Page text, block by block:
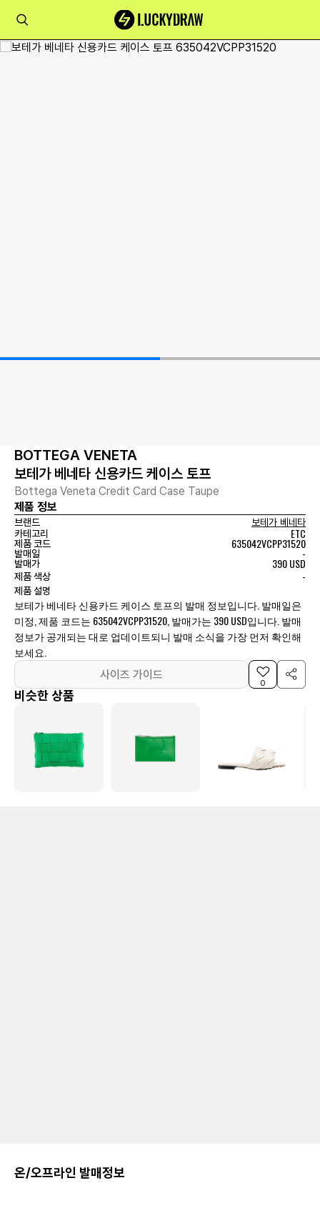
BOTTEGA VENETA
보테가 베네타 신용카드 케이스 토프
Bottega Veneta Credit Card Case Taupe
제품 정보
브랜드
보테가 베네타
카테고리
ETC
제품 코드 635042VCPP31520
발매일 -
발매가 390 USD
제품 색상 -
제품 설명
보테가 베네타 신용카드 케이스 토프의 발매 정보입니다. 발매일은
미정, 제품 코드는 635042VCPP31520, 발매가는 390 USD입니다. 발매
정보가 공개되는 대로 업데이트되니 발매 소식을 가장 먼저 확인해
보세요.
사이즈 가이드
0
비슷한 상품
온/오프라인 발매정보